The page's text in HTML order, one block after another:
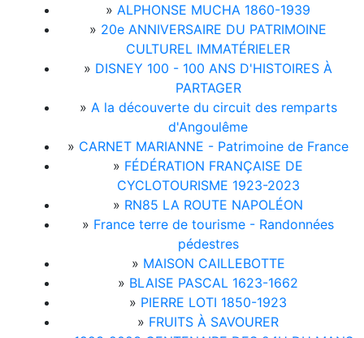
» ALPHONSE MUCHA 1860-1939
» 20e ANNIVERSAIRE DU PATRIMOINE
CULTUREL IMMATÉRIELER
» DISNEY 100 - 100 ANS D'HISTOIRES À
PARTAGER
» A la découverte du circuit des remparts
d'Angoulême
» CARNET MARIANNE - Patrimoine de France
» FÉDÉRATION FRANÇAISE DE
CYCLOTOURISME 1923-2023
» RN85 LA ROUTE NAPOLÉON
» France terre de tourisme - Randonnées
pédestres
» MAISON CAILLEBOTTE
» BLAISE PASCAL 1623-1662
» PIERRE LOTI 1850-1923
» FRUITS À SAVOURER